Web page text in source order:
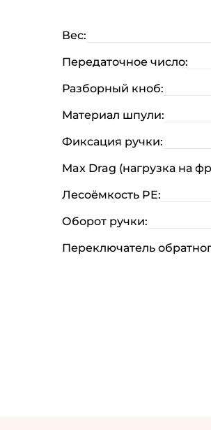
Вес:
Передаточное число:
Разборный кноб:
Материал шпули:
Фиксация ручки:
Max Drag (нагрузка на
Лесоёмкость PE:
Оборот ручки:
Переключатель